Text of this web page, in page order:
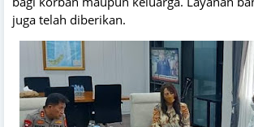
juga telah diberikan.